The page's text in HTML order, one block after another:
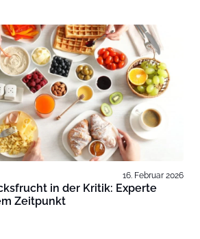
16. Februar 2026
in der Kritik: Experte
Zeitpunkt